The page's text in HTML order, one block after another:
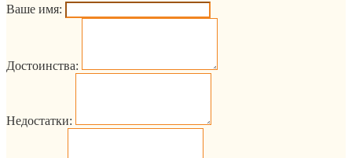
Ваше имя:
Достоинства:
Недостатки: